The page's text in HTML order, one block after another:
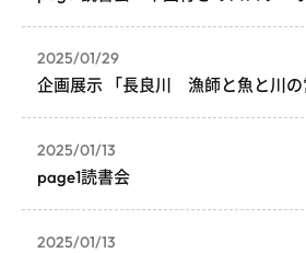
2025/01/29
企画展示 「長良川 漁師と魚と川の
2025/01/13
page1読書会
2025/01/13